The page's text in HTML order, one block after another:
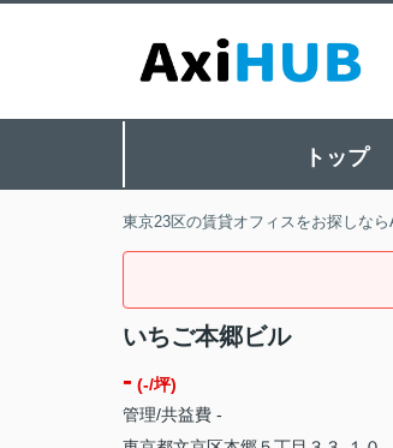
トップ
東京23区の賃貸オフィスをお探しなら
いちご本郷ビル
- (-/坪)
管理/共益費 -